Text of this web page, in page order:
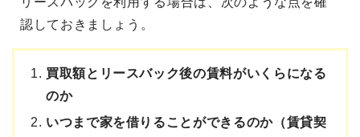
認しておきましょう。
買取額とリースバック後の賃料がいくらになる
のか
いつまで家を借りることができるのか（賃貸契